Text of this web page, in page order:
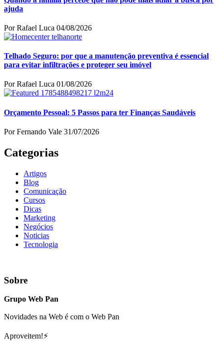
ajuda
Por Rafael Luca 04/08/2026
Telhado Seguro: por que a manutenção preventiva é essencial
para evitar infiltrações e proteger seu imóvel
Por Rafael Luca 01/08/2026
Orçamento Pessoal: 5 Passos para ter Finanças Saudáveis
Por Fernando Vale 31/07/2026
Categorias
Artigos
Blog
Comunicação
Cursos
Dicas
Marketing
Negócios
Noticias
Tecnologia
Sobre
Grupo Web Pan
Novidades na Web é com o Web Pan
Aproveitem!⚡